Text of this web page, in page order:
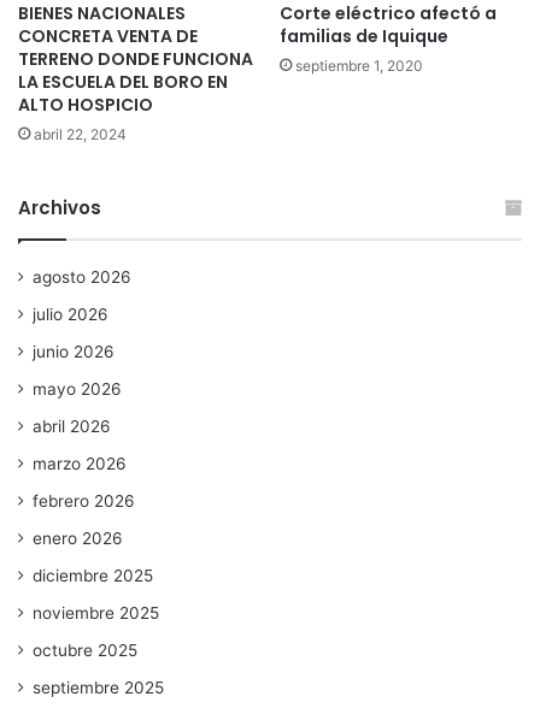
BIENES NACIONALES
CONCRETA VENTA DE
TERRENO DONDE FUNCIONA
LA ESCUELA DEL BORO EN
ALTO HOSPICIO
abril 22, 2024
Corte eléctrico afectó a
familias de Iquique
septiembre 1, 2020
Archivos
agosto 2026
julio 2026
junio 2026
mayo 2026
abril 2026
marzo 2026
febrero 2026
enero 2026
diciembre 2025
noviembre 2025
octubre 2025
septiembre 2025